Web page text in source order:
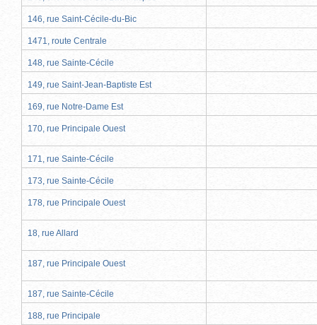
146, rue Saint-Cécile-du-Bic
1471, route Centrale
148, rue Sainte-Cécile
149, rue Saint-Jean-Baptiste Est
169, rue Notre-Dame Est
170, rue Principale Ouest
171, rue Sainte-Cécile
173, rue Sainte-Cécile
178, rue Principale Ouest
18, rue Allard
187, rue Principale Ouest
187, rue Sainte-Cécile
188, rue Principale